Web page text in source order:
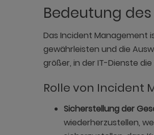
Bedeutung
Das Incident Management
gewährleisten und die
größer, in der IT-Dienste
Rolle von Incident
Sicherstellung der
wiederherzustellen,